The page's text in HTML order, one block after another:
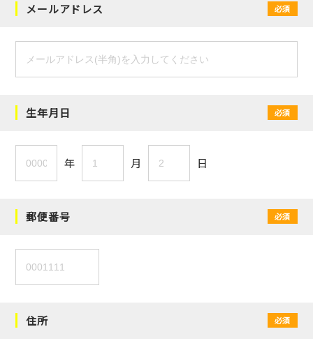
メールアドレス 必須
生年月日 必須
年 月 日
郵便番号 必須
住所 必須